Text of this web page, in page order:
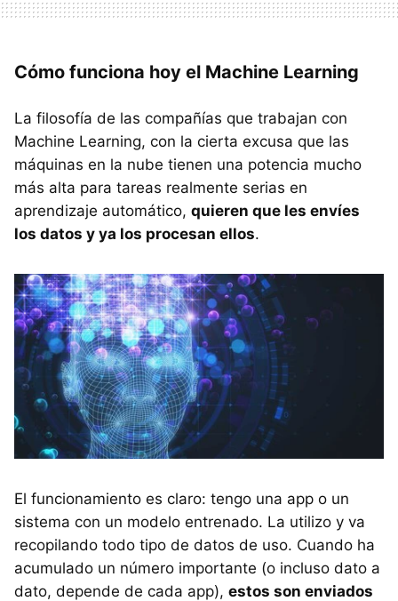
Cómo funciona hoy el Machine Learning
La filosofía de las compañías que trabajan con
Machine Learning, con la cierta excusa que las
máquinas en la nube tienen una potencia mucho
más alta para tareas realmente serias en
aprendizaje automático, quieren que les envíes
los datos y ya los procesan ellos.
El funcionamiento es claro: tengo una app o un
sistema con un modelo entrenado. La utilizo y va
recopilando todo tipo de datos de uso. Cuando ha
acumulado un número importante (o incluso dato a
dato, depende de cada app), estos son enviados